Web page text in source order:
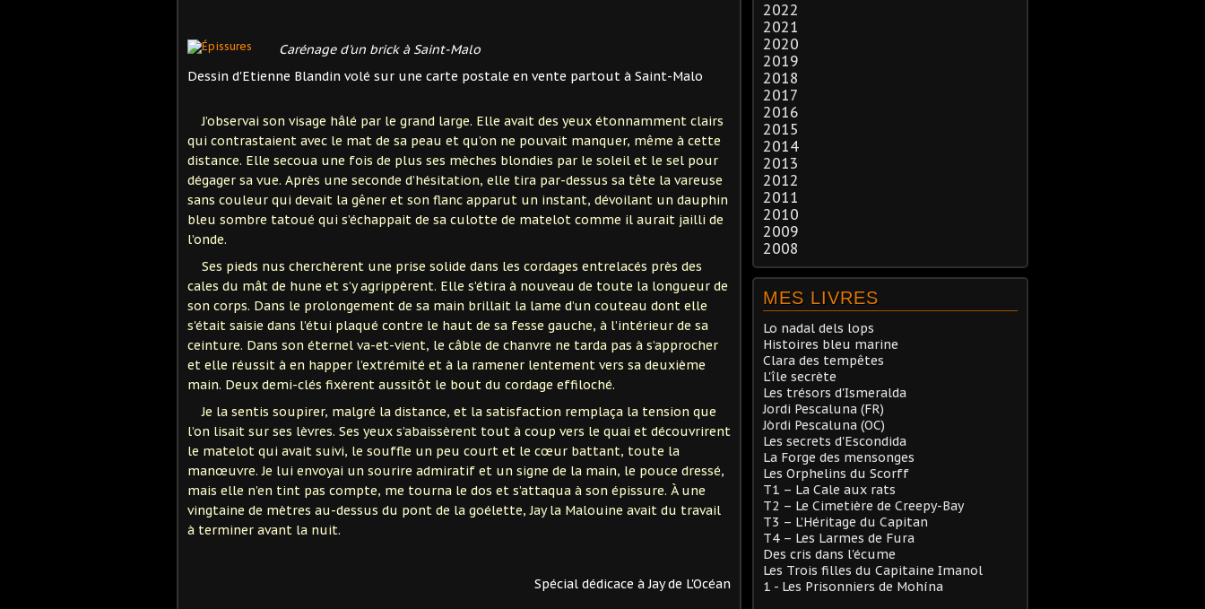
Carénage d'un brick à Saint-Malo
Dessin d'Etienne Blandin volé sur une carte postale en vente partout à Saint-Malo
J’observai son visage hâlé par le grand large. Elle avait des yeux étonnamment clairs
qui contrastaient avec le mat de sa peau et qu’on ne pouvait manquer, même à cette
distance. Elle secoua une fois de plus ses mèches blondies par le soleil et le sel pour
dégager sa vue. Après une seconde d’hésitation, elle tira par-dessus sa tête la vareuse
sans couleur qui devait la gêner et son flanc apparut un instant, dévoilant un dauphin
bleu sombre tatoué qui s’échappait de sa culotte de matelot comme il aurait jailli de
l’onde.
Ses pieds nus cherchèrent une prise solide dans les cordages entrelacés près des
cales du mât de hune et s’y agrippèrent. Elle s’étira à nouveau de toute la longueur de
son corps. Dans le prolongement de sa main brillait la lame d’un couteau dont elle
s'était saisie dans l’étui plaqué contre le haut de sa fesse gauche, à l’intérieur de sa
ceinture. Dans son éternel va-et-vient, le câble de chanvre ne tarda pas à s’approcher
et elle réussit à en happer l’extrémité et à la ramener lentement vers sa deuxième
main. Deux demi-clés fixèrent aussitôt le bout du cordage effiloché.
Je la sentis soupirer, malgré la distance, et la satisfaction remplaça la tension que
l’on lisait sur ses lèvres. Ses yeux s’abaissèrent tout à coup vers le quai et découvrirent
le matelot qui avait suivi, le souffle un peu court et le cœur battant, toute la
manœuvre. Je lui envoyai un sourire admiratif et un signe de la main, le pouce dressé,
mais elle n’en tint pas compte, me tourna le dos et s’attaqua à son épissure. À une
vingtaine de mètres au-dessus du pont de la goélette, Jay la Malouine avait du travail
à terminer avant la nuit.
Spécial dédicace à Jay de L'Océan
2022
2021
2020
2019
2018
2017
2016
2015
2014
2013
2012
2011
2010
2009
2008
MES LIVRES
Lo nadal dels lops
Histoires bleu marine
Clara des tempêtes
L'île secrète
Les trésors d'Ismeralda
Jordi Pescaluna (FR)
Jòrdi Pescaluna (OC)
Les secrets d'Escondida
La Forge des mensonges
Les Orphelins du Scorff
T1 – La Cale aux rats
T2 – Le Cimetière de Creepy-Bay
T3 – L’Héritage du Capitan
T4 – Les Larmes de Fura
Des cris dans l'écume
Les Trois filles du Capitaine Imanol
1 - Les Prisonniers de Mohína